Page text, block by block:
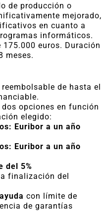
de producción o
mejorado,
en cuanto a
informáticos.
euros. Duración
meses.
de hasta el
opciones en función
elegido:
Euribor a un año
Euribor a un año
del 5%
finalización del
con límite de
de garantías